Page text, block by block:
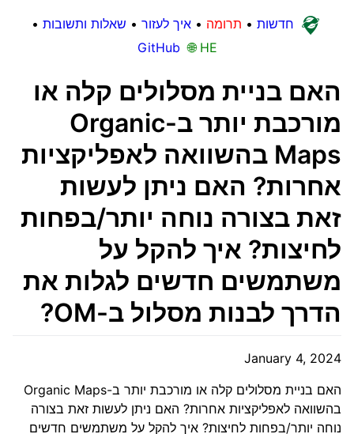
חדשות • תרומה •איך לעזור • שאלות ותשובות •
GitHub 🌐 HE
האם בניית מסלולים קלה או
מורכבת יותר ב-Organic
Maps בהשוואה לאפליקציות
אחרות? האם ניתן לעשות
זאת בצורה נוחה יותר/בפחות
לחיצות? איך להקל על
משתמשים חדשים לגלות את
הדרך לבנות מסלול ב-OM?
January 4, 2024
האם בניית מסלולים קלה או מורכבת יותר ב-Organic Maps
בהשוואה לאפליקציות אחרות? האם ניתן לעשות זאת בצורה
נוחה יותר/בפחות לחיצות? איך להקל על משתמשים חדשים